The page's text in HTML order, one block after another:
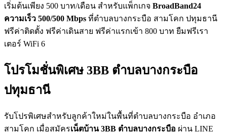
เริ่มต้นเพียง 500 บาท/เดือน สำหรับแพ็กเกจ BroadBand24
ความเร็ว 500/500 Mbps ที่ตำบลบางกระบือ สามโคก ปทุมธานี
ฟรีค่าติดตั้ง ฟรีค่าเดินสาย ฟรีค่าแรกเข้า 800 บาท ยืมฟรีเรา
เตอร์ WiFi 6
โปรโมชั่นพิเศษ 3BB ตำบลบางกระบือ
ปทุมธานี
รับโปรพิเศษสำหรับลูกค้าใหม่ในพื้นที่ตำบลบางกระบือ อำเภอ
สามโคก เมื่อสมัครเน็ตบ้าน 3BB ตำบลบางกระบือ ผ่าน LINE